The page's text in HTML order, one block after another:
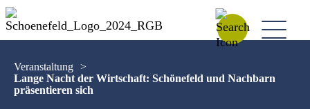
Veranstaltung >
Lange Nacht der Wirtschaft: Schönefeld und Nachbarn
präsentieren sich